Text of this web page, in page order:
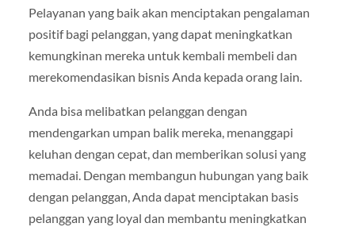
Pelayanan yang baik akan menciptakan pengalaman
positif bagi pelanggan, yang dapat meningkatkan
kemungkinan mereka untuk kembali membeli dan
merekomendasikan bisnis Anda kepada orang lain.
Anda bisa melibatkan pelanggan dengan
mendengarkan umpan balik mereka, menanggapi
keluhan dengan cepat, dan memberikan solusi yang
memadai. Dengan membangun hubungan yang baik
dengan pelanggan, Anda dapat menciptakan basis
pelanggan yang loyal dan membantu meningkatkan